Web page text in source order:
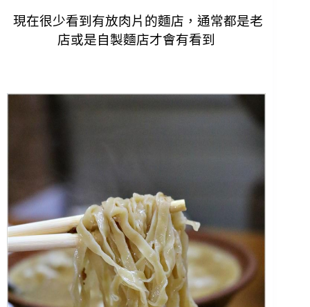
現在很少看到有放肉片的麵店，通常都是老
店或是自製麵店才會有看到